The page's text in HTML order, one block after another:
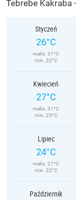
Tebrebe Kakraba
Styczeń
26°C
maks. 31°C
min. 22°C
Kwiecień
27°C
maks. 31°C
min. 23°C
Lipiec
24°C
maks. 27°C
min. 22°C
Październik